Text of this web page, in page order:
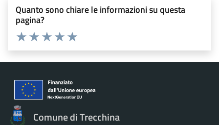
Quanto sono chiare le informazioni su questa
pagina?
Valuta 5 stelle su 5
Valuta 4 stelle su 5
Valuta 3 stelle su 5
Valuta 2 stelle su 5
Valuta 1 stelle su 5
Comune di Trecchina